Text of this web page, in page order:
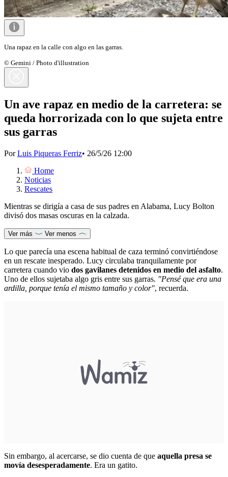
Una rapaz en la calle con algo en las garras.
© Gemini / Photo d'illustration
Un ave rapaz en medio de la carretera: se
queda horrorizada con lo que sujeta entre
sus garras
PorLuis Piqueras Ferriz• 26/5/26 12:00
Home
Noticias
Rescates
Mientras se dirigía a casa de sus padres en Alabama, Lucy Bolton
divisó dos masas oscuras en la calzada.
Ver más Ver menos
Lo que parecía una escena habitual de caza terminó convirtiéndose
en un rescate inesperado. Lucy circulaba tranquilamente por
carretera cuando vio dos gavilanes detenidos en medio del asfalto.
Uno de ellos sujetaba algo gris entre sus garras. "Pensé que era una
ardilla, porque tenía el mismo tamaño y color", recuerda.
Sin embargo, al acercarse, se dio cuenta de que aquella presa se
movía desesperadamente. Era un gatito.